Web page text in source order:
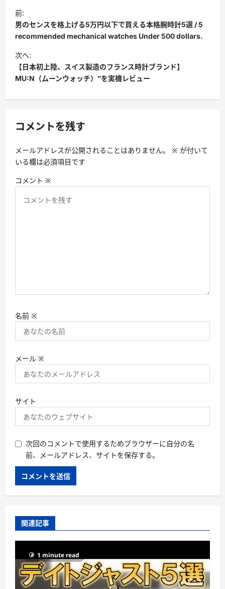
ポ
ス
ト
ナ
ビ
ゲ
ー
ョ
ン
前:
男のセンスを格上げる5万円以下で買える本格腕時計5選 / 5
recommended mechanical watches Under 500 dollars.
次へ:
【日本初上陸、スイス製造のフランス時計ブランド】
MU:N（ムーンウォッチ）”を実機レビュー
コメントを残す
メールアドレスが公開されることはありません。 ※ が付いて
いる欄は必須項目です
コメント ※
名前 ※
メール ※
サイト
次回のコメントで使用するためブラウザーに自分の名
前、メールアドレス、サイトを保存する。
関連記事
1 minute read